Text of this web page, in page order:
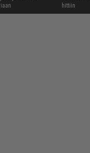
hittiin